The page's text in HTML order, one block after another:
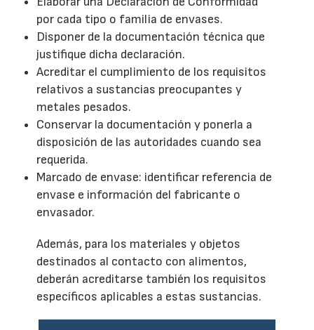
por cada tipo o familia de envases.
Disponer de la documentación técnica que
justifique dicha declaración.
Acreditar el cumplimiento de los requisitos
relativos a sustancias preocupantes y
metales pesados.
Conservar la documentación y ponerla a
disposición de las autoridades cuando sea
requerida.
Marcado de envase: identificar referencia de
envase e información del fabricante o
envasador.
Además, para los materiales y objetos
destinados al contacto con alimentos,
deberán acreditarse también los requisitos
específicos aplicables a estas sustancias.